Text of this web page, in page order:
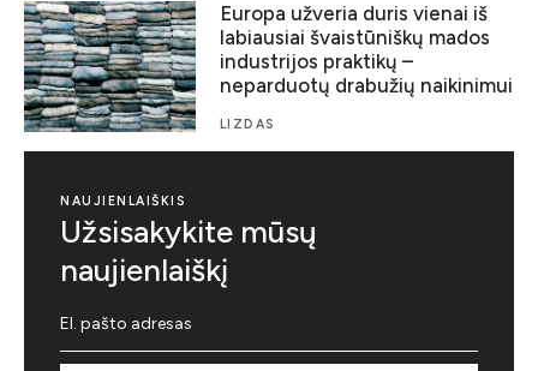
Europa užveria duris vienai iš
labiausiai švaistūniškų mados
industrijos praktikų –
neparduotų drabužių naikinimui
LIZDAS
NAUJIENLAIŠKIS
Užsisakykite mūsų
naujienlaiškį